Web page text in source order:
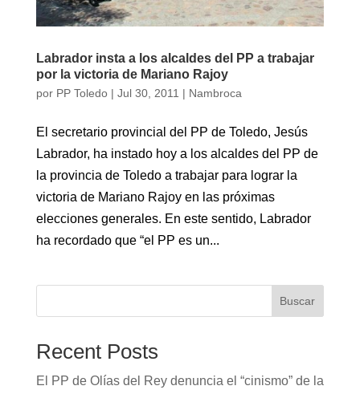
Labrador insta a los alcaldes del PP a trabajar
por la victoria de Mariano Rajoy
por PP Toledo| Jul 30, 2011 | Nambroca
El secretario provincial del PP de Toledo, Jesús
Labrador, ha instado hoy a los alcaldes del PP de
la provincia de Toledo a trabajar para lograr la
victoria de Mariano Rajoy en las próximas
elecciones generales. En este sentido, Labrador
ha recordado que “el PP es un...
Buscar
Recent Posts
El PP de Olías del Rey denuncia el “cinismo” de la